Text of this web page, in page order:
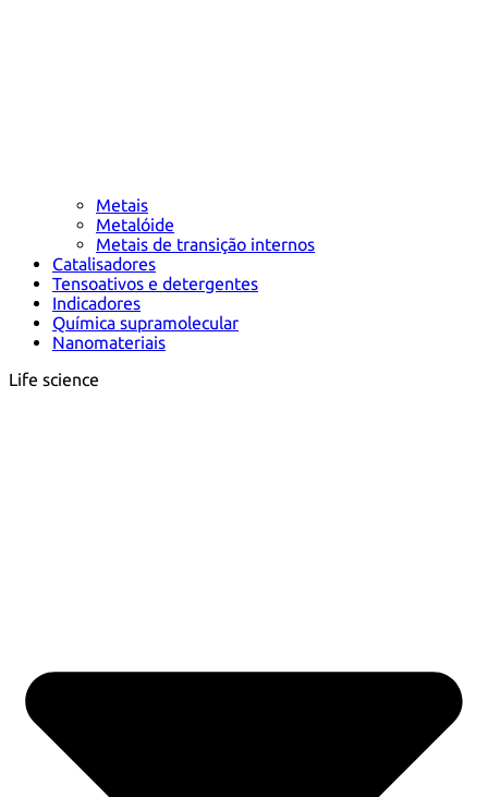
Metais
Metalóide
Metais de transição internos
Catalisadores
Tensoativos e detergentes
Indicadores
Química supramolecular
Nanomateriais
Life science